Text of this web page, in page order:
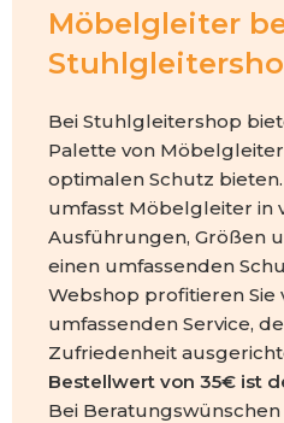
Möbelgleiter
Bei Stuhlgleitershop
Palette von
optimalen Schutz
umfasst Möbelgleiter in
Ausführungen, Größen
einen umfassenden
Webshop profitieren Sie
umfassenden Service,
Zufriedenheit
Bestellwert von 35€ ist
Bei